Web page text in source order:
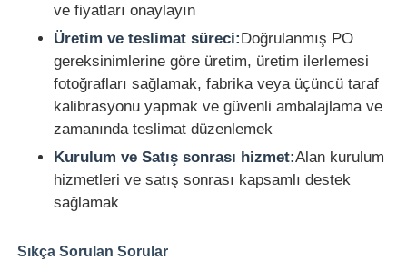
ve fiyatları onaylayın
Üretim ve teslimat süreci:Doğrulanmış PO
gereksinimlerine göre üretim, üretim ilerlemesi
fotoğrafları sağlamak, fabrika veya üçüncü taraf
kalibrasyonu yapmak ve güvenli ambalajlama ve
zamanında teslimat düzenlemek
Kurulum ve Satış sonrası hizmet:Alan kurulum
hizmetleri ve satış sonrası kapsamlı destek
sağlamak
Sıkça Sorulan Sorular